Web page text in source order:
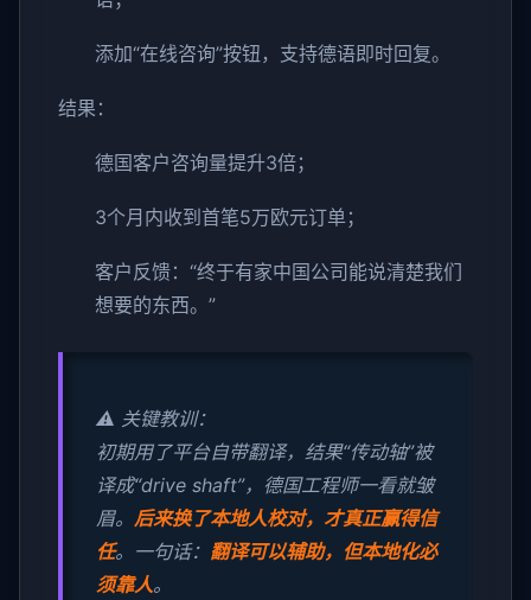
添加“在线咨询”按钮，支持德语即时回复。
结果：
德国客户咨询量提升3倍；
3个月内收到首笔5万欧元订单；
客户反馈：“终于有家中国公司能说清楚我们
想要的东西。”
⚠️ 关键教训：
初期用了平台自带翻译，结果“传动轴”被
译成“drive shaft”，德国工程师一看就皱
眉。 后来换了本地人校对，才真正赢得信
任。一句话： 翻译可以辅助，但本地化必
须靠人。